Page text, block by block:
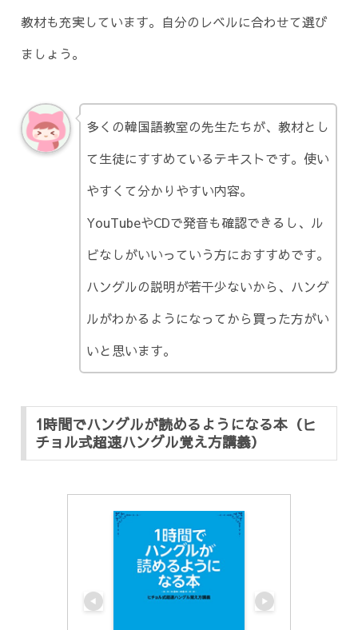
教材も充実しています。自分のレベルに合わせて選び
ましょう。
多くの韓国語教室の先生たちが、教材とし
て生徒にすすめているテキストです。使い
やすくて分かりやすい内容。
YouTubeやCDで発音も確認できるし、ル
ビなしがいいっていう方におすすめです。
ハングルの説明が若干少ないから、ハング
ルがわかるようになってから買った方がい
いと思います。
1時間でハングルが読めるようになる本（ヒ
チョル式超速ハングル覚え方講義）